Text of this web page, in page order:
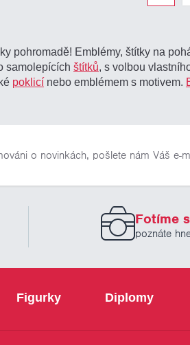
pohromadě! Emblémy, štítky na
samolepících štítků, s volbou
poklicínebo emblémem s motivem.
o novinkách, pošlete nám Váš e-
Fotíme
poznáte
Figurky Diplomy